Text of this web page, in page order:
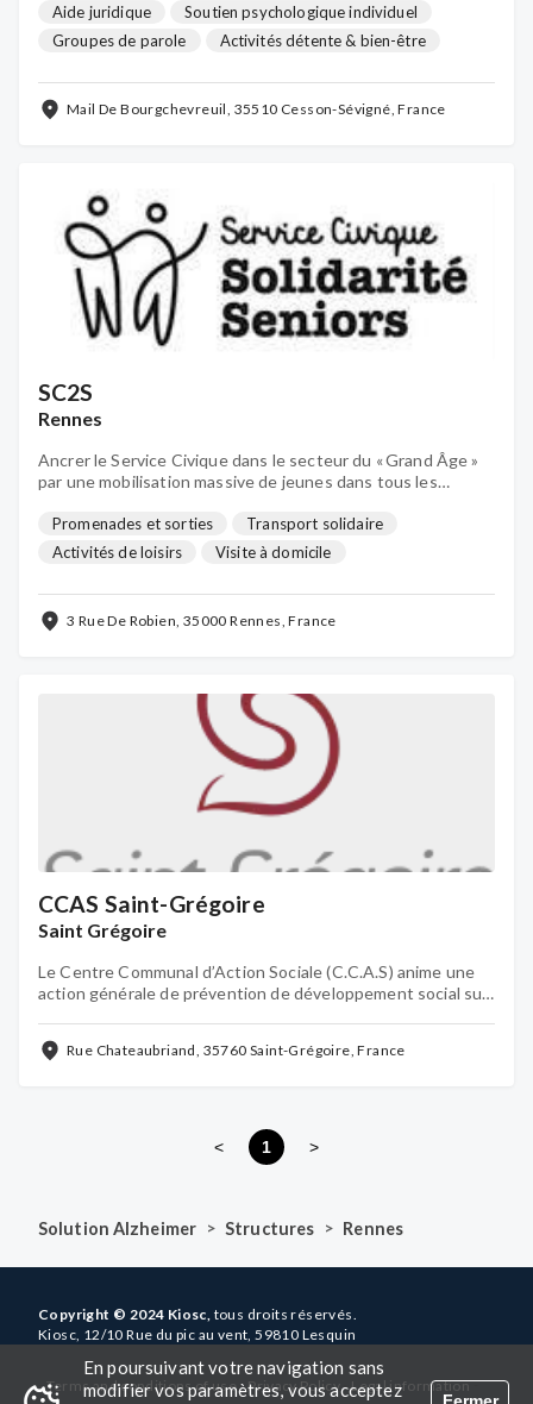
En poursuivant votre navigation sans
modifier vos paramètres, vous acceptez
situation de handicap et aux proches aidants.
Aide juridique
Soutien psychologique individuel
Groupes de parole
Activités détente & bien-être
Mail De Bourgchevreuil, 35510 Cesson-Sévigné, France
SC2S
Rennes
Ancrer le Service Civique dans le secteur du « Grand Âge »
par une mobilisation massive de jeunes dans tous les
âgées.
Promenades et sorties
Transport solidaire
Activités de loisirs
Visite à domicile
3 Rue De Robien, 35000 Rennes, France
CCAS Saint-Grégoire
Saint Grégoire
Le Centre Communal d’Action Sociale (C.C.A.S) anime une
action générale de prévention de développement social sur
Rue Chateaubriand, 35760 Saint-Grégoire, France
< 1 >
Solution Alzheimer > Structures > Rennes
Copyright © 2024 Kiosc, tous droits réservés.
Kiosc, 12/10 Rue du pic au vent, 59810 Lesquin
-Terms and conditions of use -Privacy Policy-Legal information-